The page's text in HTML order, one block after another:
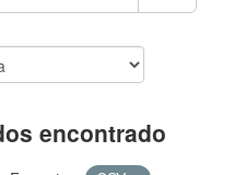
encontrado